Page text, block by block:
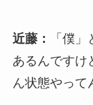
近藤：
「僕
あるんですけ
ん状態やって